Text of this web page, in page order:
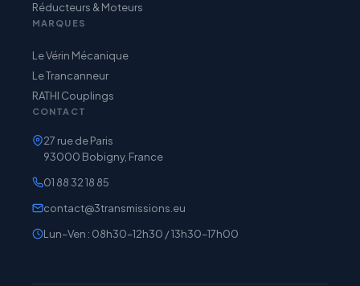
Réducteurs & Moteurs
MARQUES
Le Vérin Mécanique
Le Trancanneur
RATHI Couplings
CONTACT
27 rue de Paris
93000 Bobigny, France
01 88 32 18 85
contact@3transmissions.eu
Lun–Ven : 08h30–12h30 / 13h30–17h00